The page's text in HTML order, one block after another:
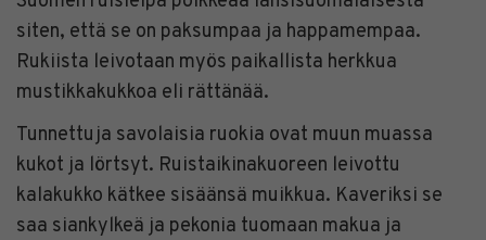
siten, että se on paksumpaa ja happamempaa.
Rukiista leivotaan myös paikallista herkkua
mustikkakukkoa eli rättänää.
Tunnettuja savolaisia ruokia ovat muun muassa
kukot ja lörtsyt. Ruistaikinakuoreen leivottu
kalakukko kätkee sisäänsä muikkua. Kaveriksi se
saa siankylkeä ja pekonia tuomaan makua ja